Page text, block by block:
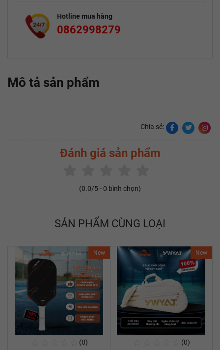
Hotline mua hàng
0862998279
Mô tả sản phẩm
Chia sẻ:
Đánh giá sản phẩm
(0.0/5 - 0 bình chọn)
SẢN PHẨM CÙNG LOẠI
New
(0)
New
(0)